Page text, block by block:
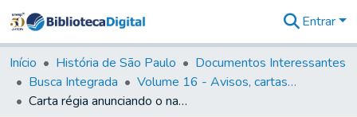
&
Coleções
Tudo na
Biblioteca
Entrar
Início História de São Paulo
Documentos Interessantes
Busca Integrada
Volume 16 - Avisos, cartas régias, regulamentos e ordens diversas (1679- 1761)
Carta régia anunciando o nascimento de D. Maria I